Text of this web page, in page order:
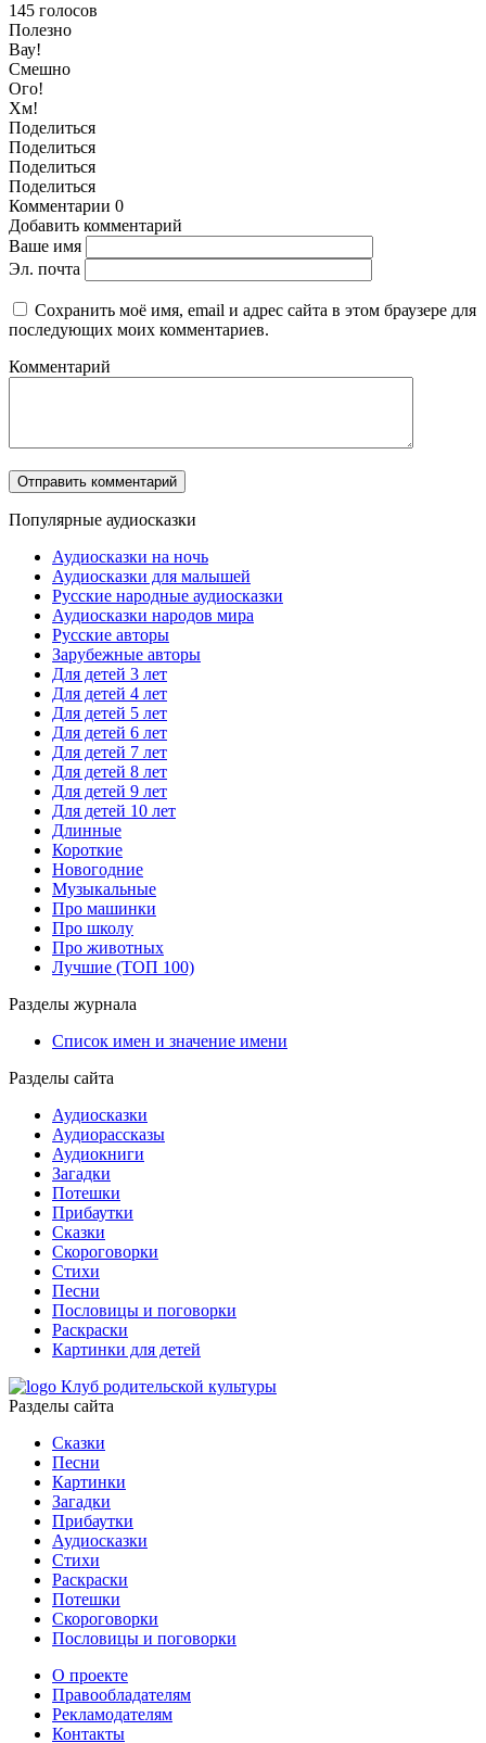
145 голосов
Полезно
Вау!
Смешно
Ого!
Хм!
Поделиться
Поделиться
Поделиться
Поделиться
Комментарии 0
Добавить комментарий
Ваше имя
Эл. почта
Сохранить моё имя, email и адрес сайта в этом браузере для
последующих моих комментариев.
Комментарий
Популярные аудиосказки
Аудиосказки на ночь
Аудиосказки для малышей
Русские народные аудиосказки
Аудиосказки народов мира
Русские авторы
Зарубежные авторы
Для детей 3 лет
Для детей 4 лет
Для детей 5 лет
Для детей 6 лет
Для детей 7 лет
Для детей 8 лет
Для детей 9 лет
Для детей 10 лет
Длинные
Короткие
Новогодние
Музыкальные
Про машинки
Про школу
Про животных
Лучшие (ТОП 100)
Разделы журнала
Список имен и значение имени
Разделы сайта
Аудиосказки
Аудиорассказы
Аудиокниги
Загадки
Потешки
Прибаутки
Сказки
Скороговорки
Стихи
Песни
Пословицы и поговорки
Раскраски
Картинки для детей
Клуб родительской культуры
Разделы сайта
Сказки
Песни
Картинки
Загадки
Прибаутки
Аудиосказки
Стихи
Раскраски
Потешки
Скороговорки
Пословицы и поговорки
О проекте
Правообладателям
Рекламодателям
Контакты